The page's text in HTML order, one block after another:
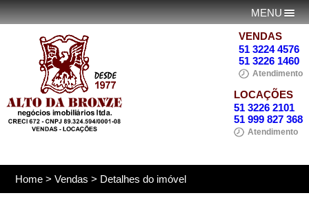
MENU
VENDAS
51 3224 4576
51 3226 1460
Atendimento
LOCAÇÕES
51 3226 2101
51 999 827 368
Atendimento
Home >Vendas > Detalhes do imóvel